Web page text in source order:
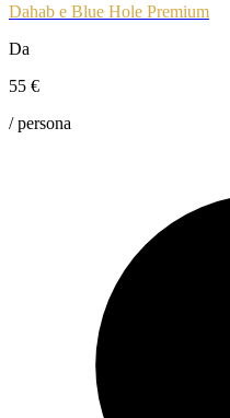
Dahab e Blue Hole Premium
Da
55 €
/persona